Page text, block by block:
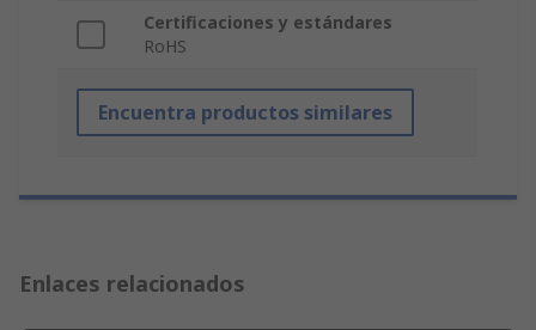
Certificaciones y estándares
RoHS
Encuentra productos similares
Enlaces relacionados